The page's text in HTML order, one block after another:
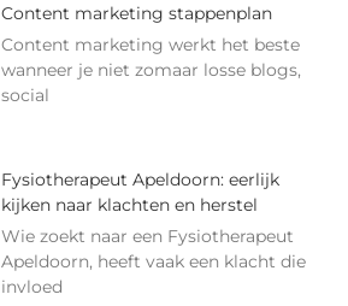
Content marketing stappenplan
Content marketing werkt het beste
wanneer je niet zomaar losse blogs,
social
Fysiotherapeut Apeldoorn: eerlijk
kijken naar klachten en herstel
Wie zoekt naar een Fysiotherapeut
Apeldoorn, heeft vaak een klacht die
invloed